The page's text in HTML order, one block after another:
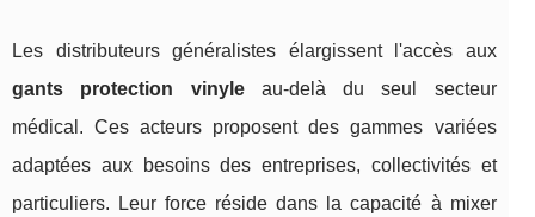
Les distributeurs généralistes élargissent l'accès aux
gants protection vinyleau-delà du seul secteur
médical. Ces acteurs proposent des gammes variées
adaptées aux besoins des entreprises, collectivités et
particuliers. Leur force réside dans la capacité à mixer